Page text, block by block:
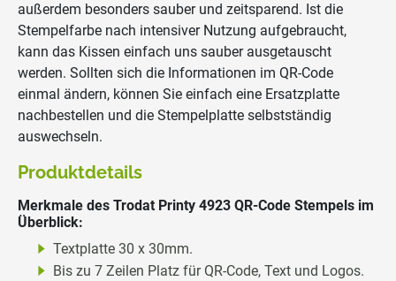
außerdem besonders sauber und zeitsparend. Ist die
Stempelfarbe nach intensiver Nutzung aufgebraucht,
kann das Kissen einfach uns sauber ausgetauscht
werden. Sollten sich die Informationen im QR-Code
einmal ändern, können Sie einfach eine Ersatzplatte
nachbestellen und die Stempelplatte selbstständig
auswechseln.
Produktdetails
Merkmale des Trodat Printy 4923 QR-Code Stempels im
Überblick:
Textplatte 30 x 30mm.
Bis zu 7 Zeilen Platz für QR-Code, Text und Logos.